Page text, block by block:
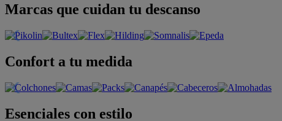
Marcas que cuidan tu descanso
Confort a tu medida
Esenciales con estilo